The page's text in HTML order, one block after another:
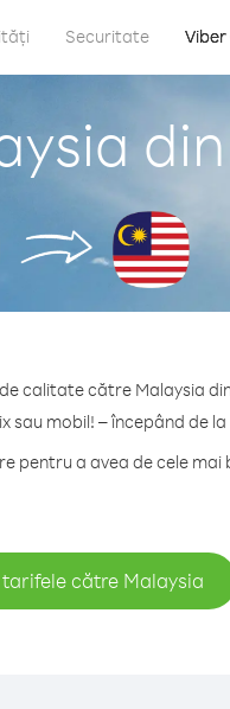
Securitate
calitate către Malaysia
sau mobil! – începând de la
pentru a avea de cele
către Malaysia